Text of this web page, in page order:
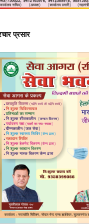
प्रसार